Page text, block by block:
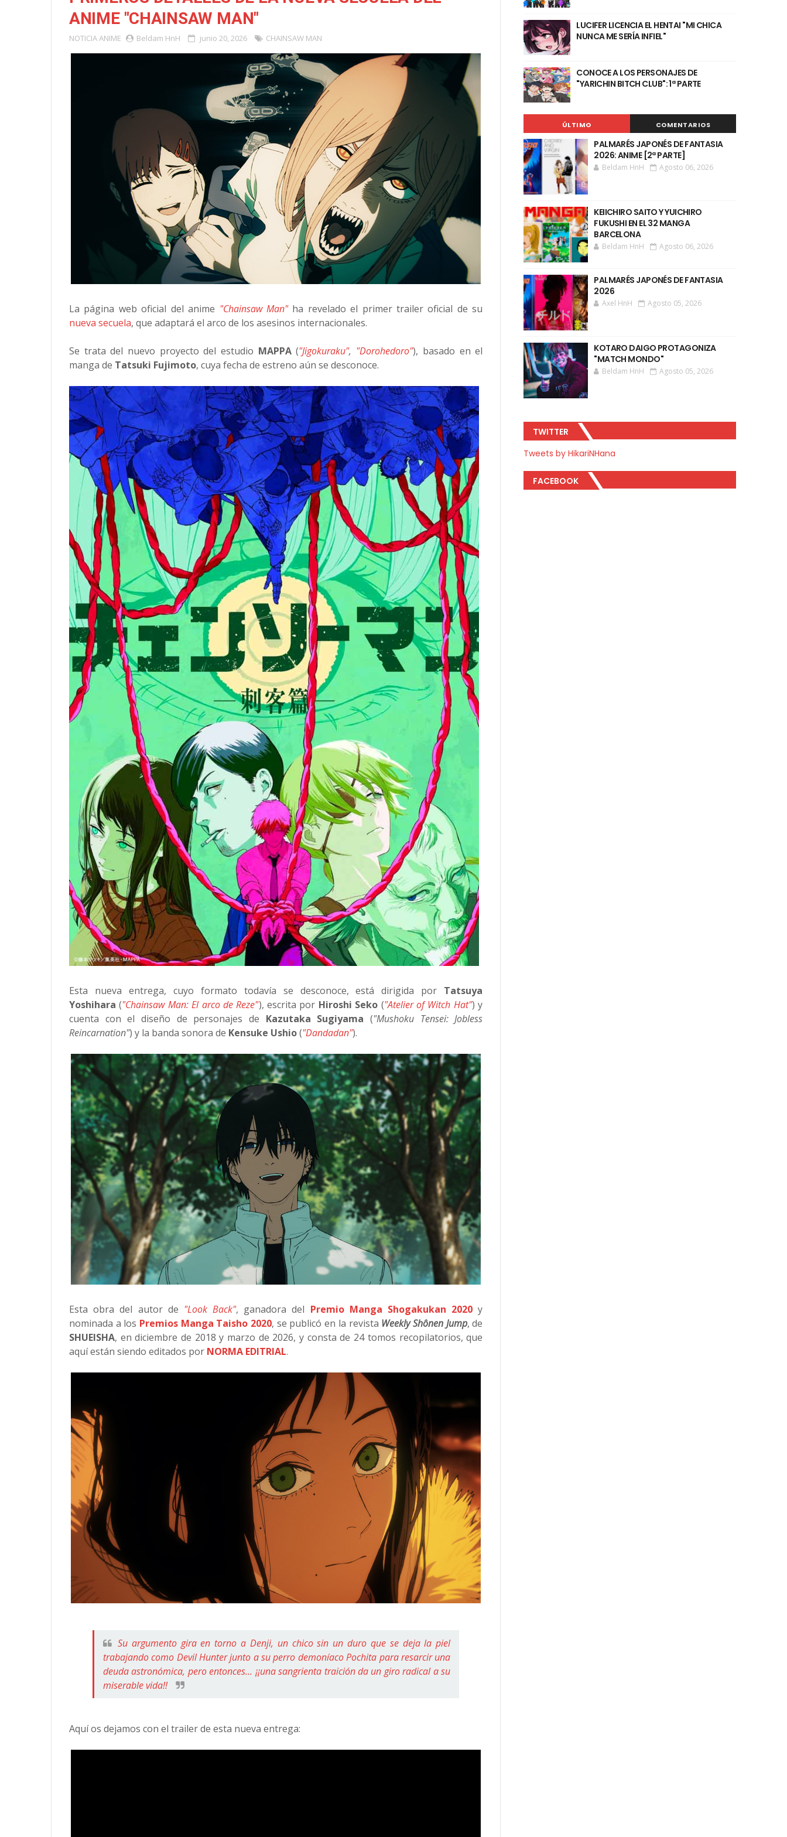
ANIME "CHAINSAW MAN"
NOTICIAANIME Beldam HnH junio 20, 2026 CHAINSAW MAN
La página web oficial del anime "Chainsaw Man"ha revelado el primer trailer oficial de su
nueva secuela, que adaptará el arco de los asesinos internacionales.
Se trata del nuevo proyecto del estudio MAPPA("Jigokuraku", "Dorohedoro"), basado en el
manga de Tatsuki Fujimoto, cuya fecha de estreno aún se desconoce.
Esta nueva entrega, cuyo formato todavía se desconoce, está dirigida por Tatsuya
Yoshihara ("Chainsaw Man: El arco de Reze"), escrita por Hiroshi Seko ("Atelier of Witch Hat") y
cuenta con el diseño de personajes de Kazutaka Sugiyama ("Mushoku Tensei: Jobless
Reincarnation") y la banda sonora de Kensuke Ushio("Dandadan").
Esta obra del autor de "Look Back", ganadora del Premio Manga Shogakukan 2020 y
nominada a los Premios Manga Taisho 2020, se publicó en la revista Weekly Shônen Jump, de
SHUEISHA, en diciembre de 2018 y marzo de 2026, y consta de 24 tomos recopilatorios, que
aquí están siendo editados por NORMA EDITRIAL.
Su argumento gira en torno a Denji, un chico sin un duro que se deja la piel
trabajando como Devil Hunter junto a su perro demoníaco Pochita para resarcir una
deuda astronómica, pero entonces... ¡¡una sangrienta traición da un giro radical a su
miserable vida!!
Aquí os dejamos con el trailer de esta nueva entrega:
LUCIFER LICENCIA EL HENTAI "MI CHICA
NUNCA ME SERÍA INFIEL"
CONOCE A LOS PERSONAJES DE
"YARICHIN BITCH CLUB": 1ª PARTE
ÚLTIMO COMENTARIOS
PALMARÉS JAPONÉS DE FANTASIA
2026: ANIME [2ª PARTE]
Beldam HnH Agosto 06, 2026
KEIICHIRO SAITO Y YUICHIRO
FUKUSHI EN EL 32 MANGA
BARCELONA
Beldam HnH Agosto 06, 2026
PALMARÉS JAPONÉS DE FANTASIA
2026
Axel HnH Agosto 05, 2026
KOTARO DAIGO PROTAGONIZA
"MATCH MONDO"
Beldam HnH Agosto 05, 2026
TWITTER
Tweets by HikariNHana
FACEBOOK